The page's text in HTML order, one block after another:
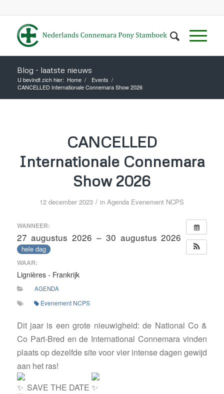
Blog - laatste nieuws
U bevindt zich hier: Home / Events /
CANCELLED Internationale Connemara Show 2026
CANCELLED
Internationale Connemara
Show 2026
12 december 2023 / inAgenda Evenement NCPS
WANNEER:
27 augustus 2026 – 30 augustus 2026
hele dag
WAAR:
Lignières - Frankrijk
AGENDA
Evenement NCPS
Dit jaar is een grote nieuwigheid: de National Co &
Co Part-Bred en de International Connemara vinden
plaats op dezelfde site voor vier intense dagen gewijd
aan het ras!
SAVE THE DATE